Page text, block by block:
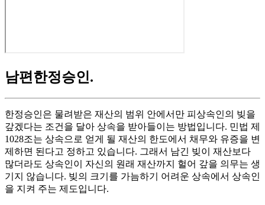
남편한정승인.
한정승인은 물려받은 재산의 범위 안에서만 피상속인의 빚을
갚겠다는 조건을 달아 상속을 받아들이는 방법입니다. 민법 제
1028조는 상속으로 얻게 될 재산의 한도에서 채무와 유증을 변
제하면 된다고 정하고 있습니다. 그래서 남긴 빚이 재산보다
많더라도 상속인이 자신의 원래 재산까지 헐어 갚을 의무는 생
기지 않습니다. 빚의 크기를 가늠하기 어려운 상속에서 상속인
을 지켜 주는 제도입니다.